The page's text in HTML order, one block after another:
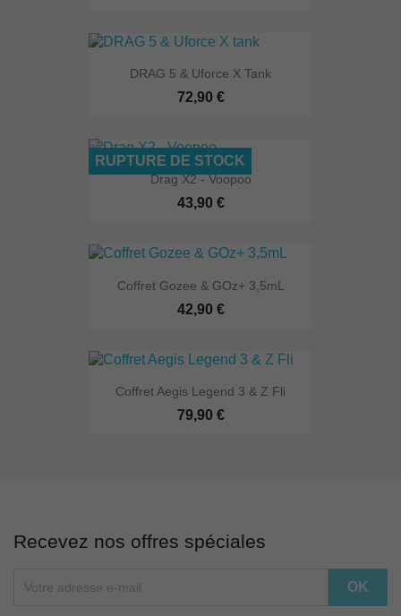
DRAG 5 & Uforce X Tank
72,90 €
Drag X2 - Voopoo
43,90 €
RUPTURE DE STOCK
Coffret Gozee & GOz+ 3,5mL
42,90 €
Coffret Aegis Legend 3 & Z Fli
79,90 €
Recevez nos offres spéciales